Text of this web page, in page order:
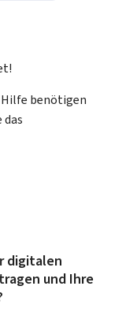
Hilfe benötigen
das
digitalen
und Ihre